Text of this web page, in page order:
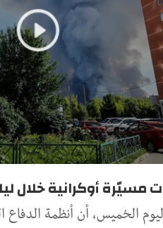
الخميس، أن أنظمة الدفاع